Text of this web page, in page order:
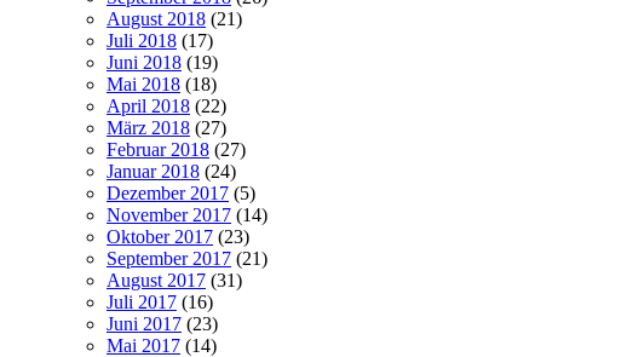
August 2018 (21)
Juli 2018 (17)
Juni 2018 (19)
Mai 2018 (18)
April 2018 (22)
März 2018 (27)
Februar 2018 (27)
Januar 2018 (24)
Dezember 2017 (5)
November 2017 (14)
Oktober 2017 (23)
September 2017 (21)
August 2017 (31)
Juli 2017 (16)
Juni 2017 (23)
Mai 2017 (14)